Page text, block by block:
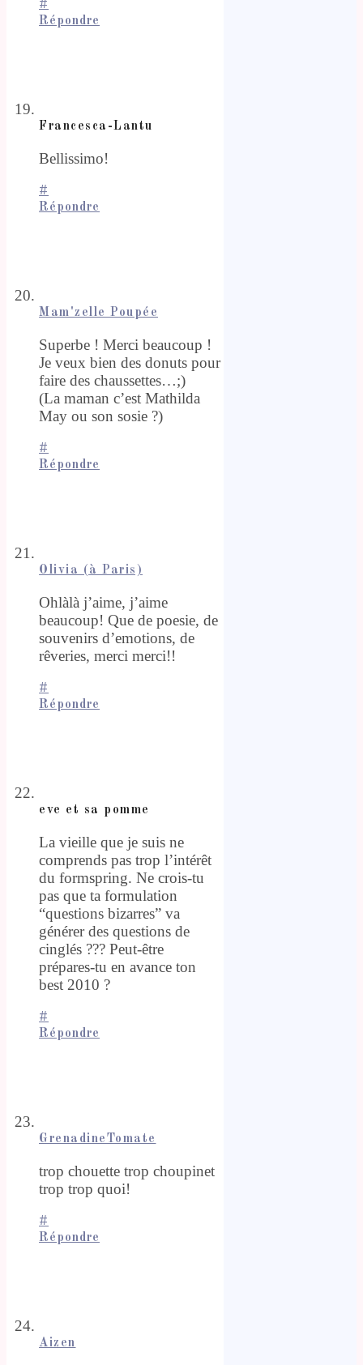
#
Répondre
Francesca-Lantu
Bellissimo!
#
Répondre
Mam'zelle Poupée
Superbe ! Merci beaucoup !
Je veux bien des donuts pour
faire des chaussettes…;)
(La maman c’est Mathilda
May ou son sosie ?)
#
Répondre
Olivia (à Paris)
Ohlàlà j’aime, j’aime
beaucoup! Que de poesie, de
souvenirs d’emotions, de
rêveries, merci merci!!
#
Répondre
eve et sa pomme
La vieille que je suis ne
comprends pas trop l’intérêt
du formspring. Ne crois-tu
pas que ta formulation
“questions bizarres” va
générer des questions de
cinglés ??? Peut-être
prépares-tu en avance ton
best 2010 ?
#
Répondre
GrenadineTomate
trop chouette trop choupinet
trop trop quoi!
#
Répondre
Aizen